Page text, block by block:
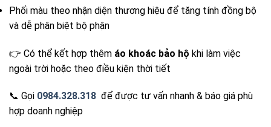
Phối màu theo nhận diện thương hiệu để tăng tính đồng bộ
và dễ phân biệt bộ phận
👉 Có thể kết hợp thêm áo khoác bảo hộ khi làm việc
ngoài trời hoặc theo điều kiện thời tiết
📞 Gọi 0984.328.318 để được tư vấn nhanh & báo giá phù
hợp doanh nghiệp